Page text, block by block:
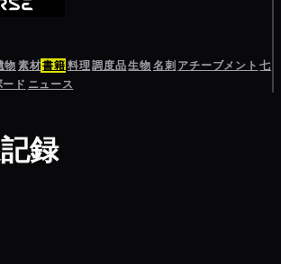
物素材書籍料理調度品生物名刺 アチーブメント 七
ド ニュース
録